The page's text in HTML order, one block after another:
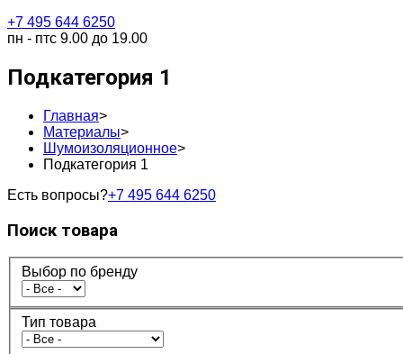
+7 495 644 6250
пн - птс 9.00 до 19.00
Подкатегория 1
Главная>
Материалы>
Шумоизоляционное>
Подкатегория 1
Есть вопросы?+7 495 644 6250
Поиск товара
Выбор по бренду
Тип товара